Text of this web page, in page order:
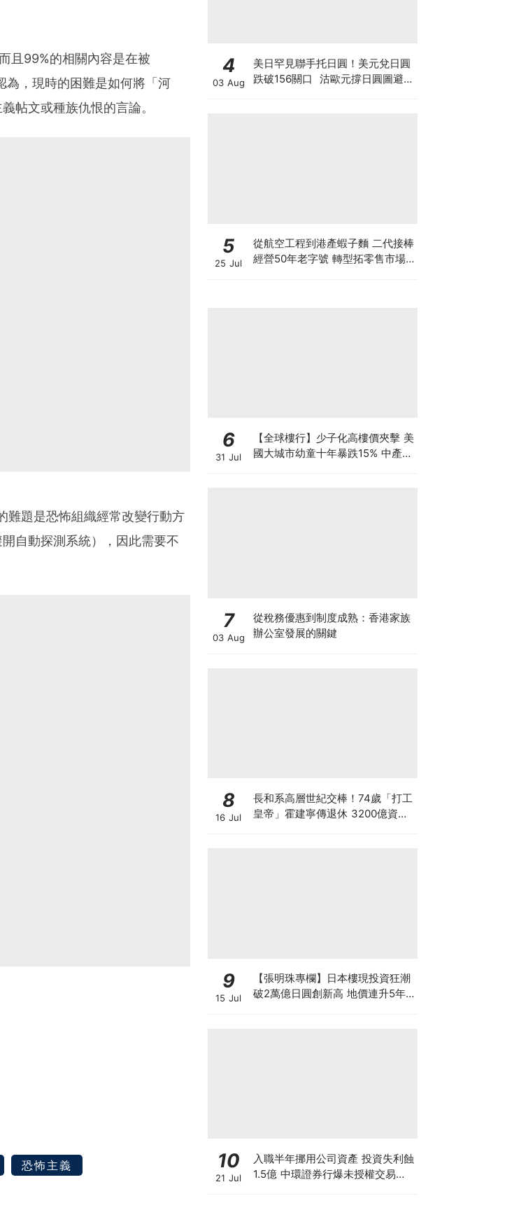
且99%的相關內容是在被
，現時的困難是如何將「河
帖文或種族仇恨的言論。
題是恐怖組織經常改變行動方
自動探測系統），因此需要不
恐怖主義
4
03 Aug
美日罕見聯手托日圓！美元兌日圓
跌破156關口 沽歐元撐日圓圖避開
5
25 Jul
從航空工程到港產蝦子麵 二代接棒
經營50年老字號 轉型拓零售市場
6
31 Jul
【全球樓行】少子化高樓價夾擊 美
國大城市幼童十年暴跌15% 中產家
7
03 Aug
從稅務優惠到制度成熟：香港家族
辦公室發展的關鍵
8
16 Jul
長和系高層世紀交棒！74歲「打工
皇帝」霍建寧傳退休 3200億資產
9
15 Jul
【張明珠專欄】日本樓現投資狂潮
破2萬億日圓創新高 地價連升5年
10
21 Jul
入職半年挪用公司資產 投資失利蝕
1.5億 中環證券行爆未授權交易風